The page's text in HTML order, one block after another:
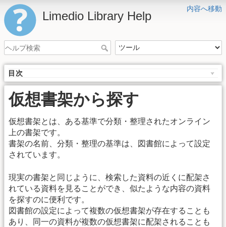
内容へ移動
Limedio Library Help
目次
仮想書架から探す
仮想書架とは、ある基準で分類・整理されたオンライン
上の書架です。
書架の名前、分類・整理の基準は、図書館によって設定
されています。
現実の書架と同じように、検索した資料の近くに配架さ
れている資料を見ることができ、似たような内容の資料
を探すのに便利です。
図書館の設定によって複数の仮想書架が存在することも
あり、同一の資料が複数の仮想書架に配架されることも